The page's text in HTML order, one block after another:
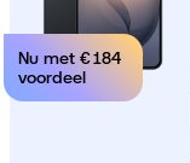
Nu met € 184
voordeel